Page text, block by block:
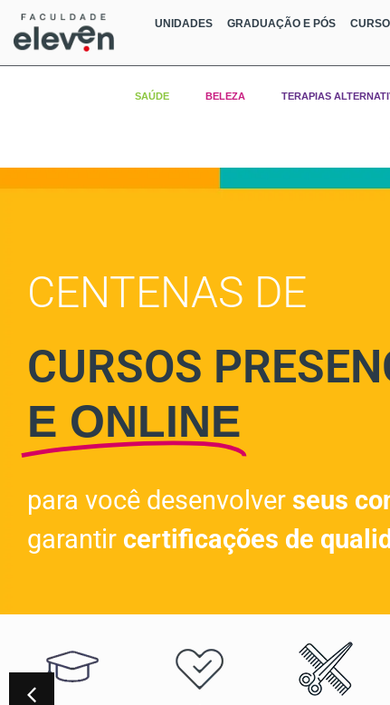
UNIDADES GRADUAÇÃO E PÓS
SAÚDE BELEZA TERAPIAS
CENTENAS DE
CURSOS
E ONLINE
para você desenvolver seus
garantir certificações de